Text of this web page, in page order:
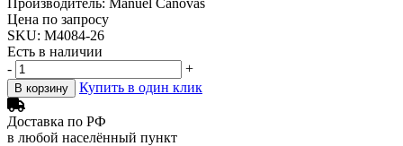
Цена по запросу
SKU: M4084-26
Есть в наличии
-
+
В корзину Купить в один клик
Доставка по РФ
в любой населённый пункт